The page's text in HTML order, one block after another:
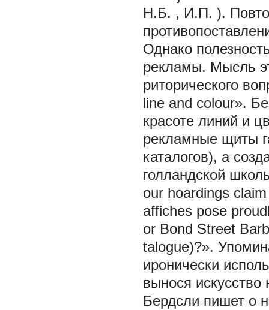
Н.Б. , И.П. ).
Однако
рекламы. Мысль
риторического
line and colour».
красоте линий и
рекламные щиты
каталогов), а
голландской
our hoardings
affiches pose
or Bond Street
talogue)?».
иронически
вынося искусство
Бердсли пишет о